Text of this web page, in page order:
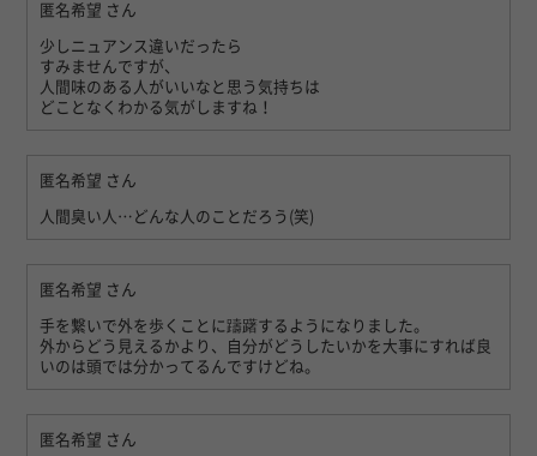
匿名希望 さん
少しニュアンス違いだったら
すみませんですが、
人間味のある人がいいなと思う気持ちは
どことなくわかる気がしますね！
匿名希望 さん
人間臭い人…どんな人のことだろう(笑)
匿名希望 さん
手を繋いで外を歩くことに躊躇するようになりました。
外からどう見えるかより、自分がどうしたいかを大事にすれば良
いのは頭では分かってるんですけどね。
匿名希望 さん